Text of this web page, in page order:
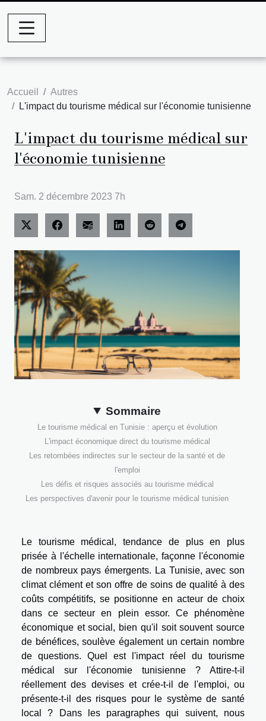
Accueil
Autres
L'impact du tourisme médical sur l'économie tunisienne
L'impact du tourisme médical sur
l'économie tunisienne
Sam. 2 décembre 2023 7h
Sommaire
Le tourisme médical en Tunisie : aperçu et évolution
L'impact économique direct du tourisme médical
Les retombées indirectes sur le secteur de la santé et de
l'emploi
Les défis et risques associés au tourisme médical
Les perspectives d'avenir pour le tourisme médical tunisien
Le tourisme médical, tendance de plus en plus
prisée à l'échelle internationale, façonne l'économie
de nombreux pays émergents. La Tunisie, avec son
climat clément et son offre de soins de qualité à des
coûts compétitifs, se positionne en acteur de choix
dans ce secteur en plein essor. Ce phénomène
économique et social, bien qu'il soit souvent source
de bénéfices, soulève également un certain nombre
de questions. Quel est l'impact réel du tourisme
médical sur l'économie tunisienne ? Attire-t-il
réellement des devises et crée-t-il de l'emploi, ou
présente-t-il des risques pour le système de santé
local ? Dans les paragraphes qui suivent, nous